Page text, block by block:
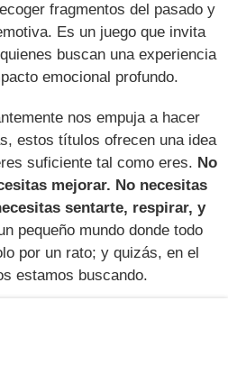
fragmentos del pasado y
Es un juego que invita
buscan una experiencia
emocional profundo.
nos empuja a hacer
estos títulos ofrecen una idea
suficiente tal como eres. No
mejorar. No necesitas
sentarte, respirar, y
pequeño mundo donde todo
por un rato; y quizás, en el
estamos buscando.